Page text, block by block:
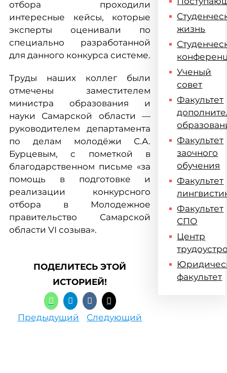
отбора проходили
интересные кейсы, которые
эксперты оценивали по
специально разработанной
для данного конкурса системе.
Труды наших коллег были
отмечены заместителем
министра образования и
науки Самарской области —
руководителем департамента
по делам молодёжи С.А.
Бурцевым, с пометкой в
благодарственном письме «за
помощь в подготовке и
реализации конкурсного
отбора в Молодежное
правительство Самарской
области VI созыва».
ПОДЕЛИТЕСЬ ЭТОЙ
ИСТОРИЕЙ!
Предыдущий Следующий
жизнь
Ученый
совет
Факультет
Факультет
заочного
обучения
Факультет
Факультет
СПО
Центр
факультет